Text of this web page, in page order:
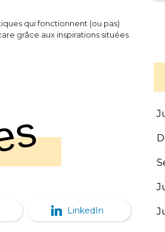
qui fonctionnent (ou pas)
grâce aux inspirations situées
LinkedIn